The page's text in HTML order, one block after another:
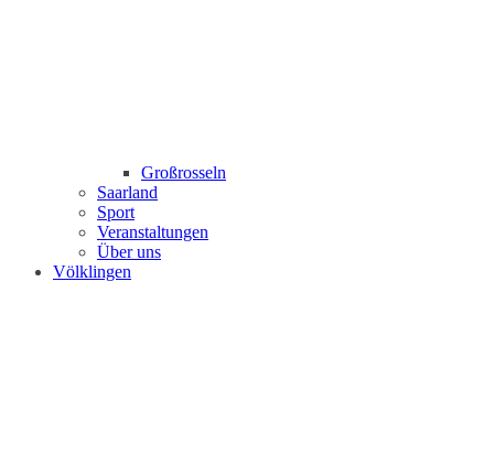
Großrosseln
Saarland
Sport
Veranstaltungen
Über uns
Völklingen